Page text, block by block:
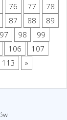
76 77
78
87 88
89
97 98
99
106
107
113 »